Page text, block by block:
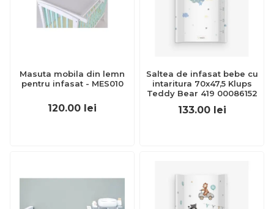
Masuta mobila din lemn
pentru infasat - MES010
120.00 lei
Saltea de infasat bebe cu
intaritura 70x47,5 Klups
Teddy Bear 419 00086152
133.00 lei